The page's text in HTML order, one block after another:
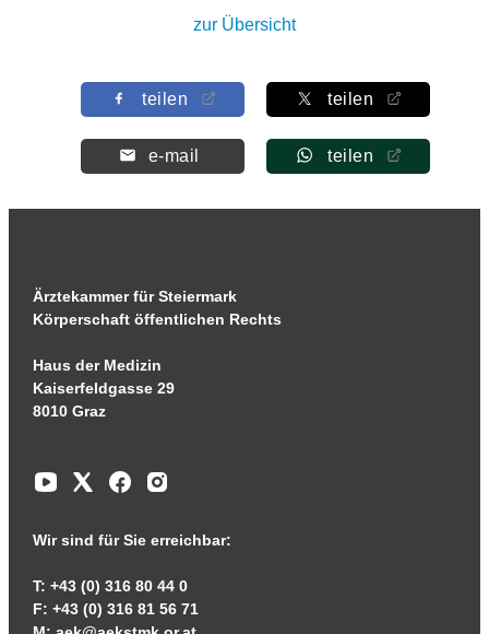
zur Übersicht
teilen teilen
e-mail teilen
Ärztekammer für Steiermark
Körperschaft öffentlichen Rechts
Haus der Medizin
Kaiserfeldgasse 29
8010 Graz
Wir sind für Sie erreichbar:
T: +43 (0) 316 80 44 0
F: +43 (0) 316 81 56 71